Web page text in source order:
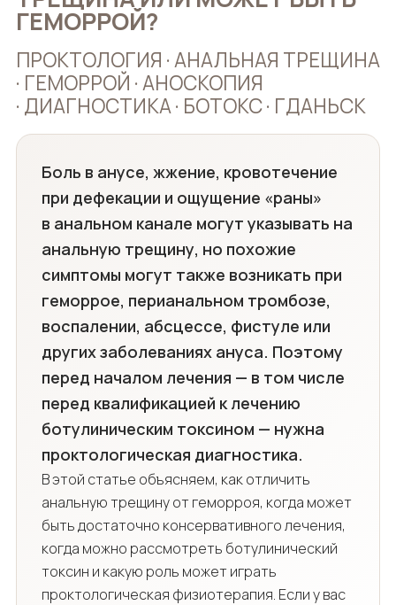
ГЕМОРРОЙ?
ПРОКТОЛОГИЯ · АНАЛЬНАЯ ТРЕЩИНА
· ГЕМОРРОЙ · АНОСКОПИЯ
· ДИАГНОСТИКА · БОТОКС · ГДАНЬСК
Боль в анусе, жжение, кровотечение
при дефекации и ощущение «раны»
в анальном канале могут указывать на
анальную трещину, но похожие
симптомы могут также возникать при
геморрое, перианальном тромбозе,
воспалении, абсцессе, фистуле или
других заболеваниях ануса. Поэтому
перед началом лечения — в том числе
перед квалификацией к лечению
ботулиническим токсином — нужна
проктологическая диагностика.
В этой статье объясняем, как отличить
анальную трещину от геморроя, когда может
быть достаточно консервативного лечения,
когда можно рассмотреть ботулинический
токсин и какую роль может играть
проктологическая физиотерапия. Если у вас